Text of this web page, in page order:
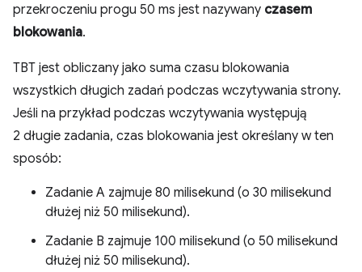
przekroczeniu progu 50 ms jest nazywany czasem
blokowania.
TBT jest obliczany jako suma czasu blokowania
wszystkich długich zadań podczas wczytywania strony.
Jeśli na przykład podczas wczytywania występują
2 długie zadania, czas blokowania jest określany w ten
sposób:
Zadanie A zajmuje 80 milisekund (o 30 milisekund
dłużej niż 50 milisekund).
Zadanie B zajmuje 100 milisekund (o 50 milisekund
dłużej niż 50 milisekund).